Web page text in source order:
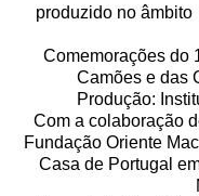
produzido no
Comemorações do
Camões e das
Produção:
Com a colaboração
Fundação Oriente
Casa de Portugal